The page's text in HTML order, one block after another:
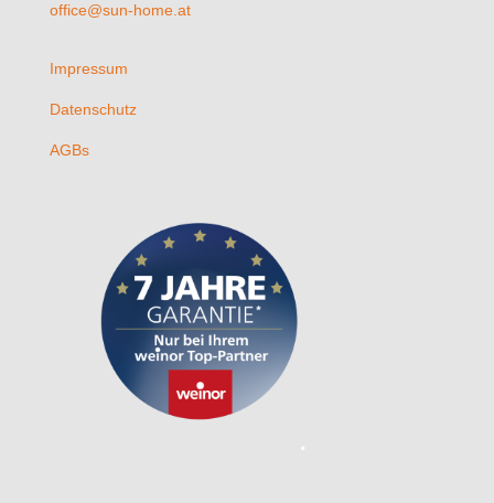
office@sun-home.at
Impressum
Datenschutz
AGBs